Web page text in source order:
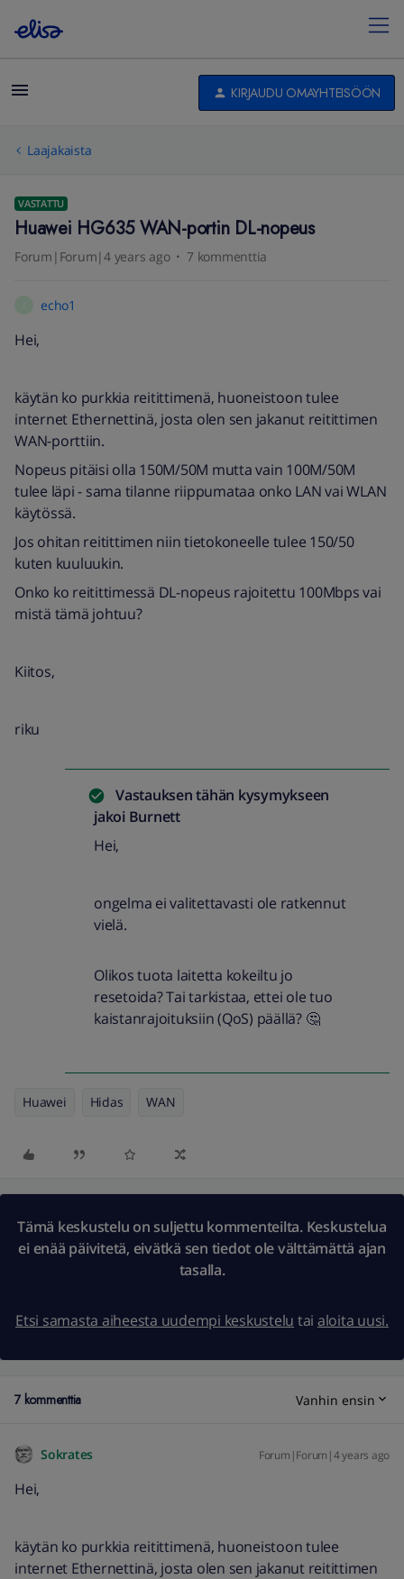
KIRJAUDU OMAYHTEISÖÖN
Laajakaista
VASTATTU
Huawei HG635 WAN-portin DL-nopeus
Forum|Forum|4 years ago 7 kommenttia
echo1
Hei,
käytän ko purkkia reitittimenä, huoneistoon tulee
internet Ethernettinä, josta olen sen jakanut reitittimen
WAN-porttiin.
Nopeus pitäisi olla 150M/50M mutta vain 100M/50M
tulee läpi - sama tilanne riippumataa onko LAN vai WLAN
käytössä.
Jos ohitan reitittimen niin tietokoneelle tulee 150/50
kuten kuuluukin.
Onko ko reitittimessä DL-nopeus rajoitettu 100Mbps vai
mistä tämä johtuu?
Kiitos,
riku
Vastauksen tähän kysymykseen
jakoi Burnett
Hei,
ongelma ei valitettavasti ole ratkennut
vielä.
Olikos tuota laitetta kokeiltu jo
resetoida? Tai tarkistaa, ettei ole tuo
kaistanrajoituksiin (QoS) päällä? 🤔
Huawei Hidas WAN
Tämä keskustelu on suljettu kommenteilta. Keskustelua
ei enää päivitetä, eivätkä sen tiedot ole välttämättä ajan
tasalla.
Etsi samasta aiheesta uudempi keskustelu tai aloita uusi.
7 kommenttia Vanhin ensin
Sokrates Forum|Forum|4 years ago
Hei,
käytän ko purkkia reitittimenä, huoneistoon tulee
internet Ethernettinä, josta olen sen jakanut reitittimen